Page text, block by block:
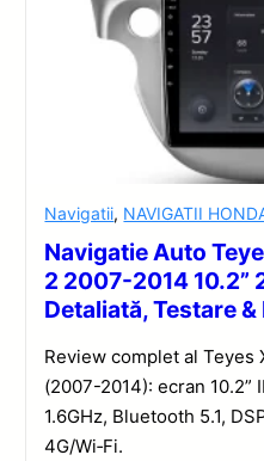
Navigatii, NAVIGATII
Navigatie Auto
2 2007-2014 10.2”
Detaliată, Testare
Review complet al Teyes
(2007-2014): ecran 10.2”
1.6GHz, Bluetooth 5.1,
4G/Wi‑Fi.